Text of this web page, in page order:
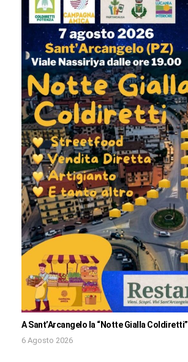
A Sant’Arcangelo la “Notte Gialla Coldiretti”
6 Agosto 2026